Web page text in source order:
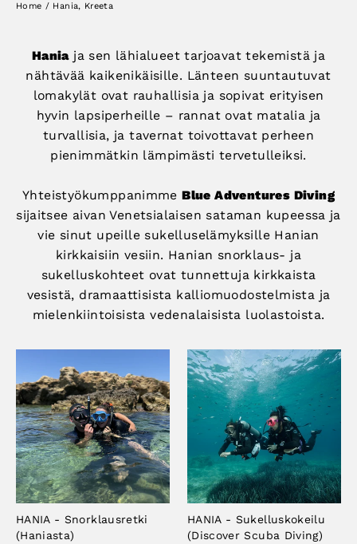
Home / Hania, Kreeta
Haniaja sen lähialueet tarjoavat tekemistä ja
nähtävää kaikenikäisille. Länteen suuntautuvat
lomakylät ovat rauhallisia ja sopivat erityisen
hyvin lapsiperheille – rannat ovat matalia ja
turvallisia, ja tavernat toivottavat perheen
pienimmätkin lämpimästi tervetulleiksi.
YhteistyökumppanimmeBlue Adventures Diving
sijaitsee aivan Venetsialaisen sataman kupeessa ja
vie sinut upeille sukelluselämyksille Hanian
kirkkaisiin vesiin. Hanian snorklaus- ja
sukelluskohteet ovat tunnettuja kirkkaista
vesistä, dramaattisista kalliomuodostelmista ja
mielenkiintoisista vedenalaisista luolastoista.
HANIA - Snorklausretki
(Haniasta)
HANIA - Sukelluskokeilu
(Discover Scuba Diving)